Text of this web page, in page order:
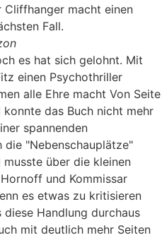
Cliffhanger macht einen
Fall.
es hat sich gelohnt. Mit
einen Psychothriller
alle Ehre macht Von Seite
das Buch nicht mehr
spannenden
die "Nebenschauplätze"
über die kleinen
und Kommissar
es etwas zu kritisieren
Handlung durchaus
mit deutlich mehr Seiten